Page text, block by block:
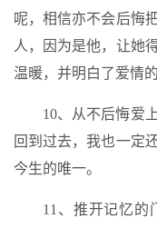
呢，相信亦不会后悔
人，因为是他，让她
温暖，并明白了爱情
10、从不后悔爱
回到过去，我也一定
今生的唯一。
11、推开记忆